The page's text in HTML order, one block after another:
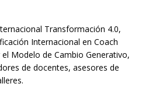
Transformación 4.0,
Internacional en Coach
Modelo de Cambio Generativo,
de docentes, asesores de